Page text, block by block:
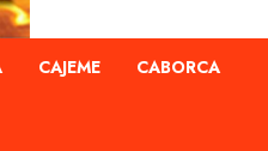
CAJEME CABORCA